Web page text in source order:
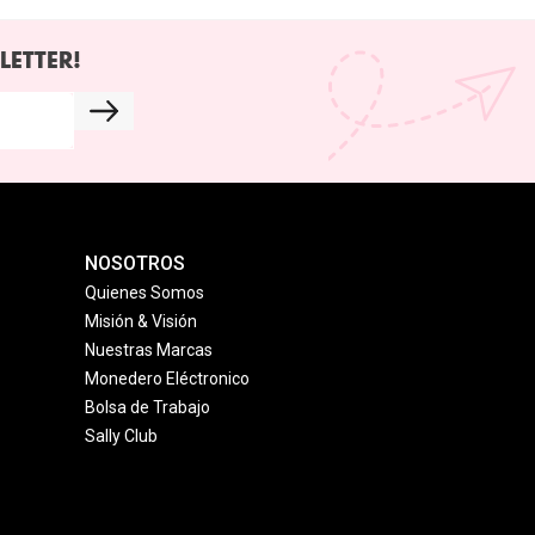
NOSOTROS
Quienes Somos
Misión & Visión
Nuestras Marcas
Monedero Eléctronico
Bolsa de Trabajo
Sally Club